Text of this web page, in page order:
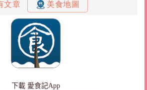
下載 愛食記App